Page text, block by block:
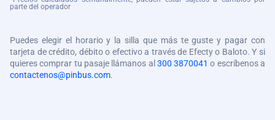
parte del operador
Puedes elegir el horario y la silla que más te guste y pagar con
tarjeta de crédito, débito o efectivo a través de Efecty o Baloto. Y si
quieres comprar tu pasaje llámanos al 300 3870041 o escríbenos a
contactenos@pinbus.com.